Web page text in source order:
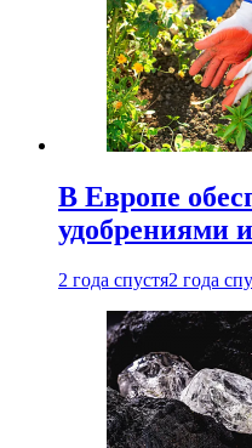
В Европе
удобрениями
2 года спустя2 года